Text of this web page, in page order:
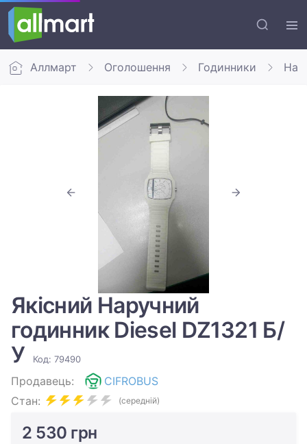
Аллмарт Оголошення Годинники
Якісний Наручний
годинник Diesel DZ1321 Б/
У
Код: 79490
Продавець:
CIFROBUS
Стан:
(середній)
2 530 грн